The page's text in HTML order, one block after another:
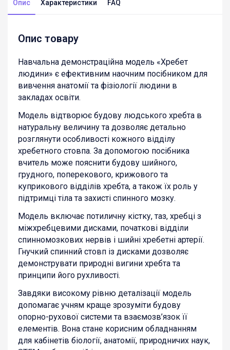
Опис Характеристики FAQ
Опис товару
Навчальна демонстраційна модель «Хребет
людини» є ефективним наочним посібником для
вивчення анатомії та фізіології людини в
закладах освіти.
Модель відтворює будову людського хребта в
натуральну величину та дозволяє детально
розглянути особливості кожного відділу
хребетного стовпа. За допомогою посібника
вчитель може пояснити будову шийного,
грудного, поперекового, крижового та
куприкового відділів хребта, а також їх роль у
підтримці тіла та захисті спинного мозку.
Модель включає потиличну кістку, таз, хребці з
міжхребцевими дисками, початкові відділи
спинномозкових нервів і шийні хребетні артерії.
Гнучкий спинний стовп із дисками дозволяє
демонструвати природні вигини хребта та
принципи його рухливості.
Завдяки високому рівню деталізації модель
допомагає учням краще зрозуміти будову
опорно-рухової системи та взаємозв’язок її
елементів. Вона стане корисним обладнанням
для кабінетів біології, анатомії, природничих наук,